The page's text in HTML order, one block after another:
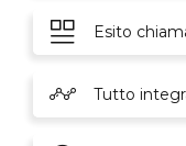
Esito
Tutto